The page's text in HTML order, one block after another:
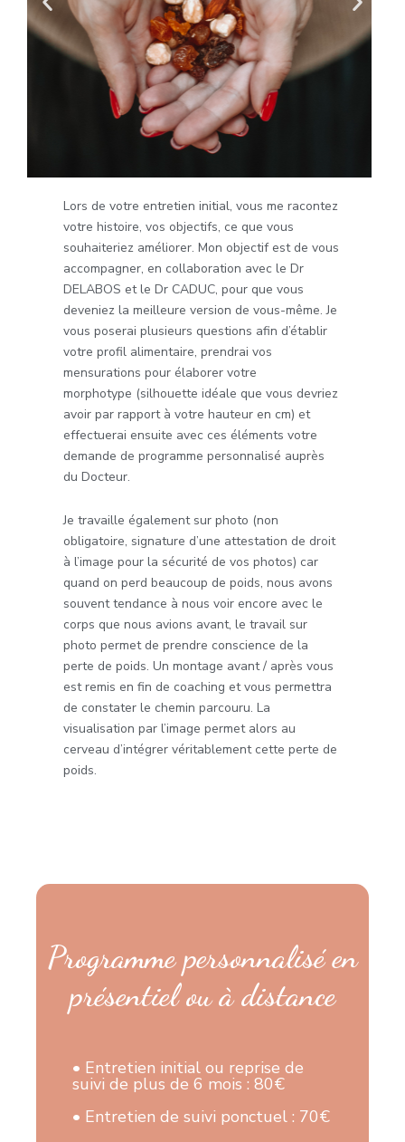
Lors de votre entretien initial, vous me racontez
votre histoire, vos objectifs, ce que vous
souhaiteriez améliorer. Mon objectif est de vous
accompagner, en collaboration avec le Dr
DELABOS et le Dr CADUC, pour que vous
deveniez la meilleure version de vous-même. Je
vous poserai plusieurs questions afin d’établir
votre profil alimentaire, prendrai vos
mensurations pour élaborer votre
morphotype (silhouette idéale que vous devriez
avoir par rapport à votre hauteur en cm) et
effectuerai ensuite avec ces éléments votre
demande de programme personnalisé auprès
du Docteur.
Je travaille également sur photo (non
obligatoire, signature d’une attestation de droit
à l’image pour la sécurité de vos photos) car
quand on perd beaucoup de poids, nous avons
souvent tendance à nous voir encore avec le
corps que nous avions avant, le travail sur
photo permet de prendre conscience de la
perte de poids. Un montage avant / après vous
est remis en fin de coaching et vous permettra
de constater le chemin parcouru. La
visualisation par l’image permet alors au
cerveau d’intégrer véritablement cette perte de
poids.
Programme personnalisé en
présentiel ou à distance
• Entretien initial ou reprise de
suivi de plus de 6 mois : 80€
• Entretien de suivi ponctuel : 70€